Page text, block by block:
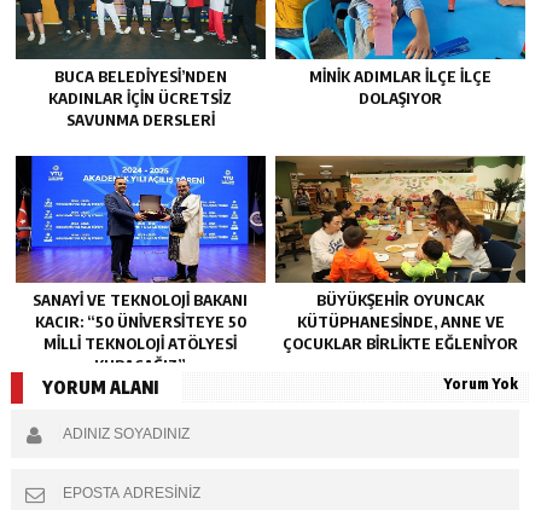
BUCA BELEDIYESI’NDEN
KADINLAR IÇIN ÜCRETSIZ
SAVUNMA DERSLERI
MINIK ADIMLAR ILÇE ILÇE
DOLAŞIYOR
SANAYI VE TEKNOLOJI BAKANI
KACIR: “50 ÜNIVERSITEYE 50
MILLI TEKNOLOJI ATÖLYESI
KURACAĞIZ”
BÜYÜKŞEHIR OYUNCAK
KÜTÜPHANESINDE, ANNE VE
ÇOCUKLAR BIRLIKTE EĞLENIYOR
YORUM ALANI Yorum Yok